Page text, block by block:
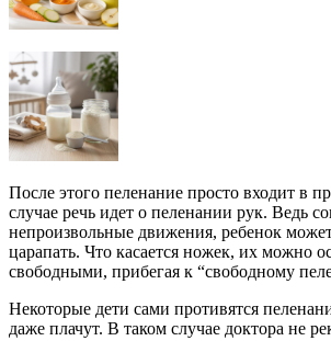
После этого пеленание просто входит в
случае речь идет о пеленании рук. Ведь
непроизвольные движения, ребенок
царапать. Что касается ножек, их можно
свободными, прибегая к “свободному
Некоторые дети сами противятся
даже плачут. В таком случае доктора не